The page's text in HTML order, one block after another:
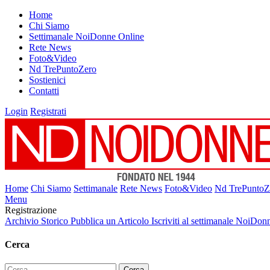
Home
Chi Siamo
Settimanale NoiDonne Online
Rete News
Foto&Video
Nd TrePuntoZero
Sostienici
Contatti
Login Registrati
Home Chi Siamo Settimanale Rete News Foto&Video Nd
Menu
Registrazione
Archivio Storico Pubblica un Articolo Iscriviti al settimanale
Cerca